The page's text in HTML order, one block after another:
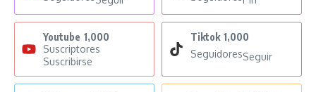
Youtube 1,000
Suscriptores
Suscribirse
Tiktok 1,000
SeguidoresSeguir